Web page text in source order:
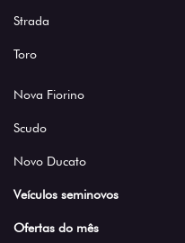
Strada
Toro
Nova Fiorino
Scudo
Novo Ducato
Veículos seminovos
Ofertas do mês